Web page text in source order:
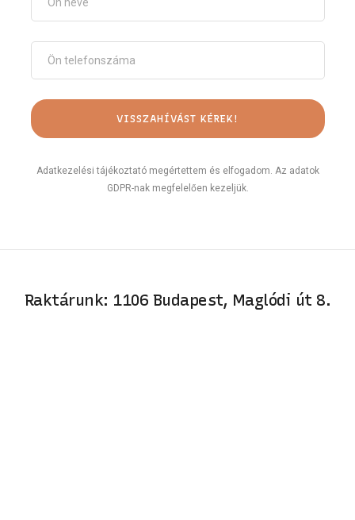
Adatkezelési tájékoztató megértettem és elfogadom. Az adatok
GDPR-nak megfelelően kezeljük.
Raktárunk: 1106 Budapest, Maglódi út 8.